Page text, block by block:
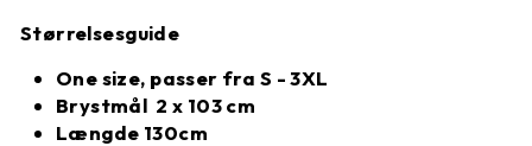
Størrelsesguide
One size, passer fra S - 3XL
Brystmål 2 x 103 cm
Længde 130cm